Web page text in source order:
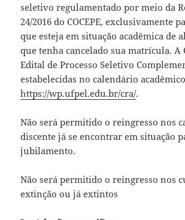
seletivo regulamentado por meio da
24/2016 do COCEPE, exclusivamente
que esteja em situação acadêmica de
que tenha cancelado sua matrícula. A
Edital de Processo Seletivo
estabelecidas no calendário
https://wp.ufpel.edu.br/cra/.
Não será permitido o reingresso nos
discente já se encontrar em situação
jubilamento.
Não será permitido o reingresso nos
extinção ou já extintos